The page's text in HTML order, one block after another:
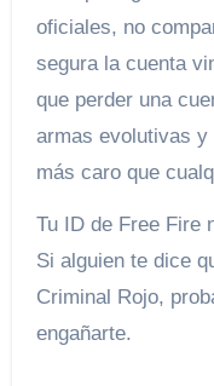
oficiales, no
segura la cuenta
que perder una
armas evolutivas y
más caro que
Tu ID de Free Fire
Si alguien te dice
Criminal Rojo,
engañarte.